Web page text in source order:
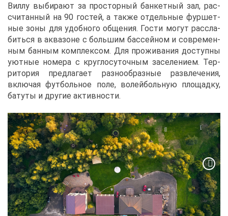
Вил­лу вы­би­ра­ют за про­стор­ный бан­кет­ный зал, рас­
счи­тан­ный на 90 го­стей, а та­к­же от­дель­ные фур­шет­
ные зо­ны для удоб­но­го об­ще­ния. Го­сти мо­гут рас­сла­
бить­ся в ак­ва­зоне с боль­шим бас­сей­ном и со­вре­мен­
ным бан­ным ком­плек­сом. Для про­жи­ва­ния до­ступ­ны
уют­ные но­ме­ра с круг­ло­су­точ­ным за­се­ле­ни­ем. Тер­
ри­то­рия пред­ла­га­ет раз­но­об­раз­ные раз­вле­че­ния,
вклю­чая фут­боль­ное по­ле, во­лей­боль­ную пло­щад­ку,
ба­ту­ты и дру­гие ак­тив­но­сти.